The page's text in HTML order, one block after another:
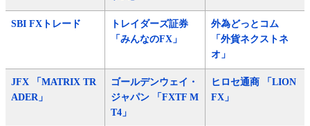
SBI FXトレード
トレイダーズ証券
「みんなのFX」
外為どっとコム
「外貨ネクストネ
オ」
JFX 「MATRIX TR
ADER」
ゴールデンウェイ・
ジャパン 「FXTF M
T4」
ヒロセ通商 「LION
FX」